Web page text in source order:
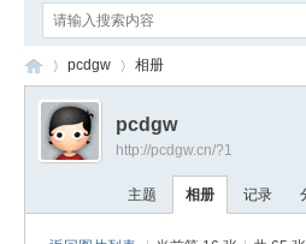
›
pcdgw 相册
pcdgw
http://pcdgw.cn/?1
主题 相册 记录